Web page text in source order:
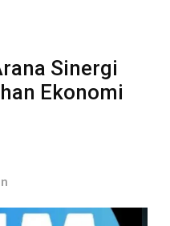
Sinergi
Ekonomi